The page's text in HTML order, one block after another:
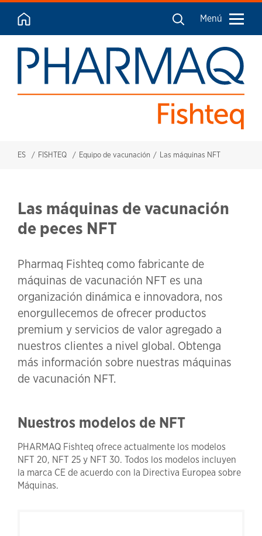
Menú
ES FISHTEQ Equipo de vacunación Las máquinas NFT
Las máquinas de vacunación
de peces NFT
Pharmaq Fishteq como fabricante de
máquinas de vacunación NFT es una
organización dinámica e innovadora, nos
enorgullecemos de ofrecer productos
premium y servicios de valor agregado a
nuestros clientes a nivel global. Obtenga
más información sobre nuestras máquinas
de vacunación NFT.
Nuestros modelos de NFT
PHARMAQ Fishteq ofrece actualmente los modelos
NFT 20, NFT 25 y NFT 30. Todos los modelos incluyen
la marca CE de acuerdo con la Directiva Europea sobre
Máquinas.